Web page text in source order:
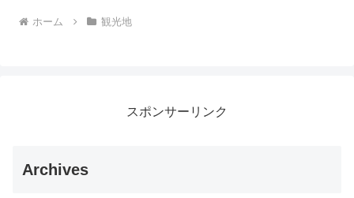
ホーム 観光地
スポンサーリンク
Archives